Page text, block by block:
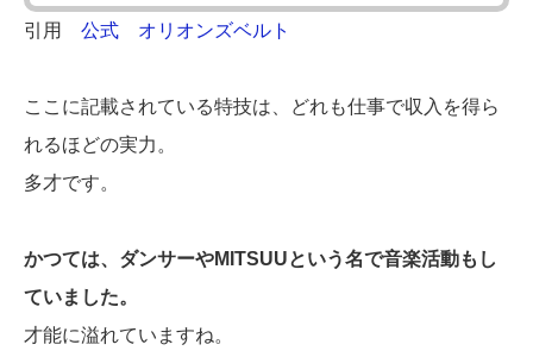
引用 公式 オリオンズベルト
ここに記載されている特技は、どれも仕事で収入を得ら
れるほどの実力。
多才です。
かつては、ダンサーやMITSUUという名で音楽活動もし
ていました。
才能に溢れていますね。